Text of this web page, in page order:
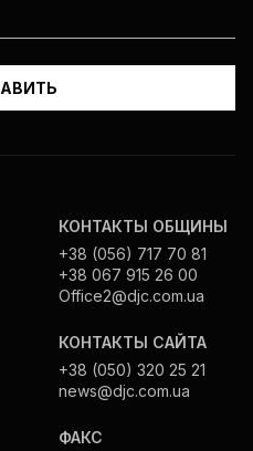
КОНТАКТЫ ОБЩИНЫ
+38 (056) 717 70 81
+38 067 915 26 00
Office2@djc.com.ua
КОНТАКТЫ САЙТА
+38 (050) 320 25 21
news@djc.com.ua
ФАКС